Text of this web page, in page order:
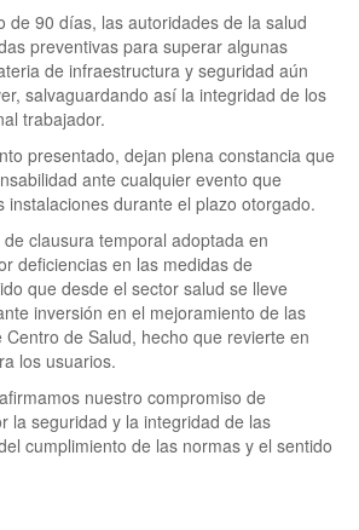
de 90 días, las autoridades de la salud
preventivas para superar algunas
de infraestructura y seguridad aún
salvaguardando así la integridad de los
trabajador.
presentado, dejan plena constancia que
ante cualquier evento que
instalaciones durante el plazo otorgado.
clausura temporal adoptada en
deficiencias en las medidas de
que desde el sector salud se lleve
inversión en el mejoramiento de las
de Salud, hecho que revierte en
los usuarios.
nuestro compromiso de
la seguridad y la integridad de las
cumplimiento de las normas y el sentido